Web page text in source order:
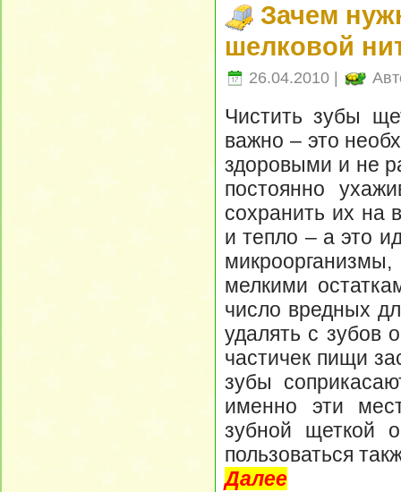
Зачем
шелковой
26.04.2010 |
Чистить зубы
важно – это
здоровыми и не
постоянно
сохранить их на
и тепло – а это
мелкими
число вредных
удалять с зубов
частичек пищи
зубы
именно эти
зубной щеткой
пользоваться
Далее